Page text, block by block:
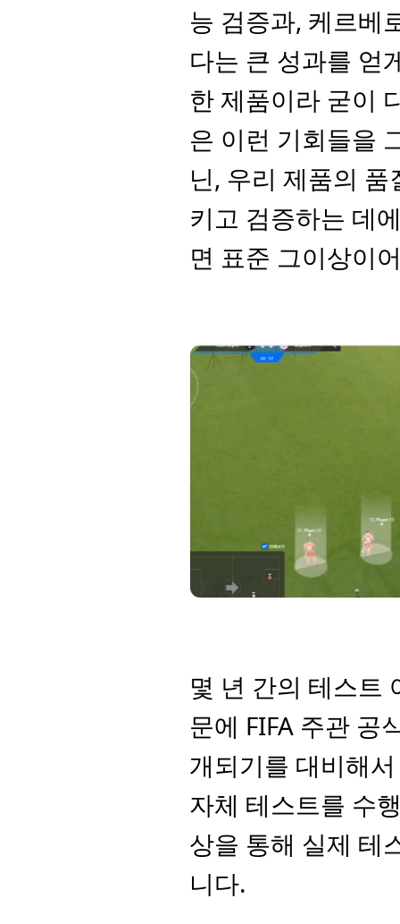
능 검증과, 케르베
다는 큰 성과를 얻
한 제품이라 굳이
은 이런 기회들을
닌, 우리 제품의
키고 검증하는 데
면 표준 그이상이
몇 년 간의 테스트
문에 FIFA 주관 공
개되기를 대비해
자체 테스트를 수
상을 통해 실제 테
니다.